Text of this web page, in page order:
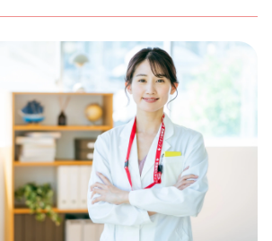
カウンセラーの特徴
料金
コラム